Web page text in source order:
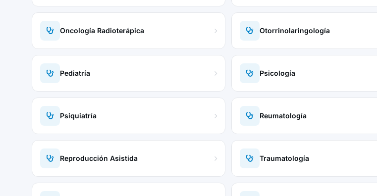
Oncología Radioterápica Otorrinolaringología
Pediatría Psicología
Psiquiatría Reumatología
Reproducción Asistida Traumatología